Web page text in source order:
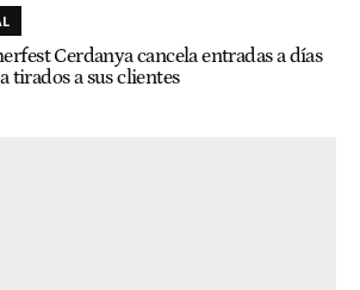
Cerdanya cancela entradas a días
tirados a sus clientes